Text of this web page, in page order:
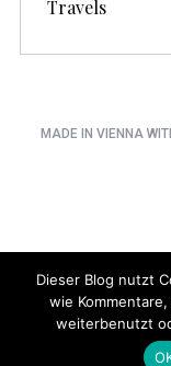
Travels
MADE IN VIENNA
Dieser Blog nutzt
wie
weiterbenutzt